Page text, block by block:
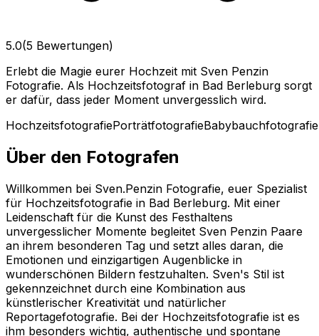
5.0(5 Bewertungen)
Erlebt die Magie eurer Hochzeit mit Sven Penzin
Fotografie. Als Hochzeitsfotograf in Bad Berleburg sorgt
er dafür, dass jeder Moment unvergesslich wird.
HochzeitsfotografiePorträtfotografieBabybauchfotografie
Über den Fotografen
Willkommen bei Sven.Penzin Fotografie, euer Spezialist
für Hochzeitsfotografie in Bad Berleburg. Mit einer
Leidenschaft für die Kunst des Festhaltens
unvergesslicher Momente begleitet Sven Penzin Paare
an ihrem besonderen Tag und setzt alles daran, die
Emotionen und einzigartigen Augenblicke in
wunderschönen Bildern festzuhalten. Sven's Stil ist
gekennzeichnet durch eine Kombination aus
künstlerischer Kreativität und natürlicher
Reportagefotografie. Bei der Hochzeitsfotografie ist es
ihm besonders wichtig, authentische und spontane